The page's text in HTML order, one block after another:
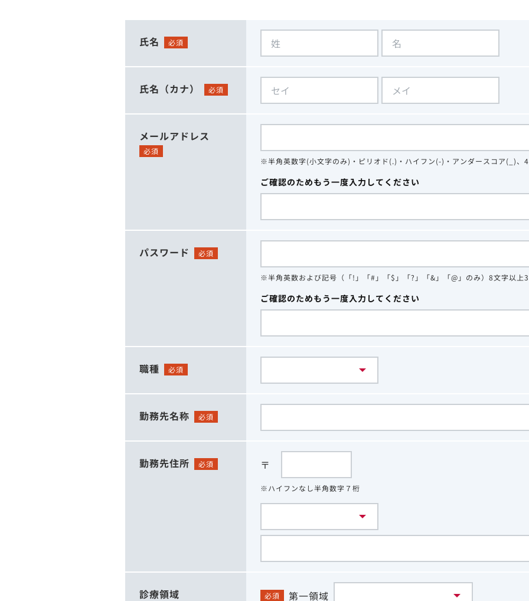
氏名 必須
氏名（カナ） 必須
メールアドレス
必須
※半角英数字(小文字のみ)・ピリオド(.)・ハイフン(-)・アンダースコア(_)、
ご確認のためもう一度入力してください
パスワード 必須
※半角英数および記号（「!」「#」「$」「?」「&」「@」のみ）8文字以上
ご確認のためもう一度入力してください
職種 必須
勤務先名称 必須
勤務先住所 必須 〒
※ハイフンなし半角数字７桁
診療領域 必須 第一領域